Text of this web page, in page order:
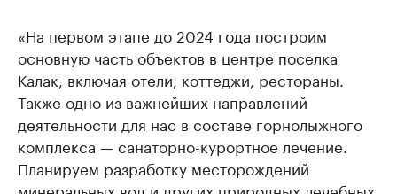
«На первом этапе до 2024 года построим
основную часть объектов в центре поселка
Калак, включая отели, коттеджи, рестораны.
Также одно из важнейших направлений
деятельности для нас в составе горнолыжного
комплекса — санаторно-курортное лечение.
Планируем разработку месторождений